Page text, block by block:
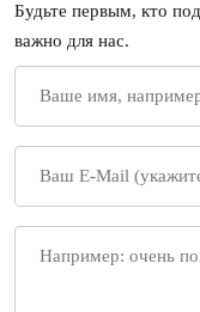
Будьте первым, кто
важно для нас.